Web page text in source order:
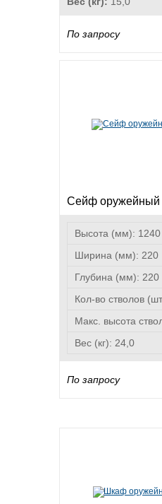
По запросу
Сейф
Высота (мм): 1240
Ширина (мм): 220
Глубина (мм): 220
Кол-во стволов
Макс. высота
Вес (кг): 24,0
По запросу